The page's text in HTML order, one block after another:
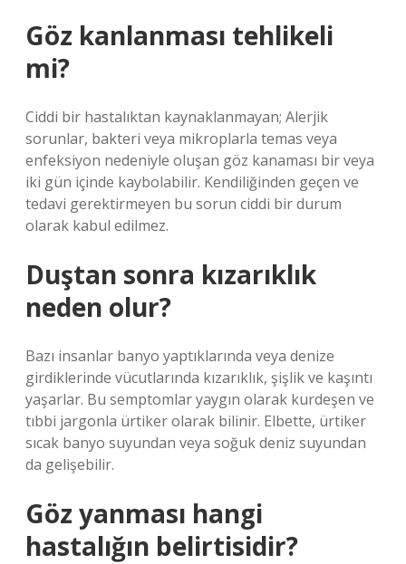
Göz kanlanması tehlikeli
mi?
Ciddi bir hastalıktan kaynaklanmayan; Alerjik
sorunlar, bakteri veya mikroplarla temas veya
enfeksiyon nedeniyle oluşan göz kanaması bir veya
iki gün içinde kaybolabilir. Kendiliğinden geçen ve
tedavi gerektirmeyen bu sorun ciddi bir durum
olarak kabul edilmez.
Duştan sonra kızarıklık
neden olur?
Bazı insanlar banyo yaptıklarında veya denize
girdiklerinde vücutlarında kızarıklık, şişlik ve kaşıntı
yaşarlar. Bu semptomlar yaygın olarak kurdeşen ve
tıbbi jargonla ürtiker olarak bilinir. Elbette, ürtiker
sıcak banyo suyundan veya soğuk deniz suyundan
da gelişebilir.
Göz yanması hangi
hastalığın belirtisidir?